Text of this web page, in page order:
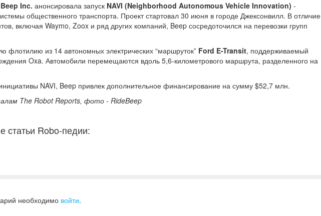
Beep Inc. анонсировала запуск NAVI (Neighborhood Autonomous Vehicle Innovation) -
общественного транспорта. Проект стартовал 30 июня в городе Джексонвилл. В отличие
включая Waymo, Zoox и ряд других компаний, Beep сосредоточился на перевозки групп
флотилию из 14 автономных электрических “маршруток” Ford E-Transit, поддерживаемый
Oxa. Автомобили перемещаются вдоль 5,6-километрового маршрута, разделенного на
NAVI, Beep привлек дополнительное финансирование на сумму $52,7 млн.
The Robot Reports, фото - RideBeep
статьи Robo-педии:
необходимо войти.